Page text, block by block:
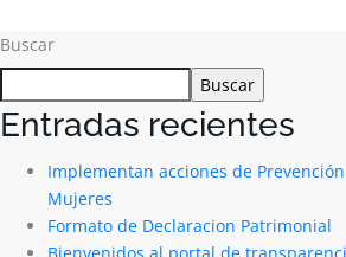
Buscar
Buscar
Entradas recientes
Implementan acciones de
Mujeres
Formato de Declaracion Patrimonial
Bienvenidos al portal de